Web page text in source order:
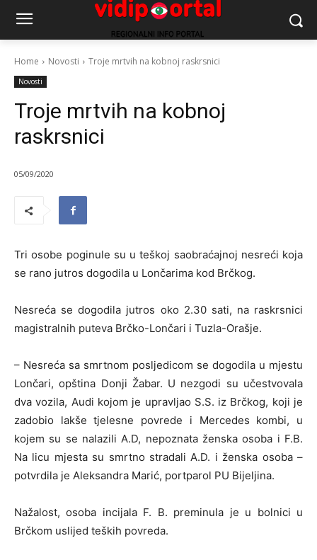
Home Novosti Troje mrtvih na kobnoj raskrsnici
Novosti
Troje mrtvih na kobnoj
raskrsnici
05/09/2020
Tri osobe poginule su u teškoj saobraćajnoj nesreći koja
se rano jutros dogodila u Lončarima kod Brčkog.
Nesreća se dogodila jutros oko 2.30 sati, na raskrsnici
magistralnih puteva Brčko-Lončari i Tuzla-Orašje.
– Nesreća sa smrtnom posljedicom se dogodila u mjestu
Lončari, opština Donji Žabar. U nezgodi su učestvovala
dva vozila, Audi kojom je upravljao S.S. iz Brčkog, koji je
zadobio lakše tjelesne povrede i Mercedes kombi, u
kojem su se nalazili A.D, nepoznata ženska osoba i F.B.
Na licu mjesta su smrtno stradali A.D. i ženska osoba –
potvrdila je Aleksandra Marić, portparol PU Bijeljina.
Nažalost, osoba incijala F. B. preminula je u bolnici u
Brčkom uslijed teških povreda.